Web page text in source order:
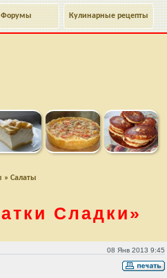
Кулинарные рецепты
Форумы
» Салаты
Сладки»
08 Янв 2013 9:45